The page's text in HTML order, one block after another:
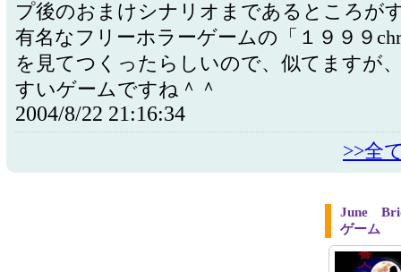
プ後のおまけシナリオまであるところが
有名なフリーホラーゲームの「１９９９
を見てつくったらしいので、似てますが
すいゲームですね＾＾
2004/8/22 21:16:34
>>全
June
ゲーム